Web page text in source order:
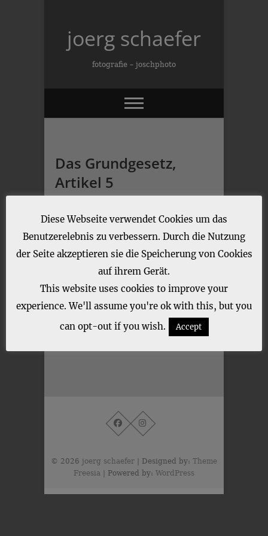
contentjoerg schaefer
fotografie – joschphoto
Das Grundgesetz,
Artikel 5
CATEGORY : ALLGEMEIN
© 2026 joerg schaefer | Designed by: Theme
Freesia | Powered by: WordPress
Diese Webseite verwendet Cookies um das
Benutzerelebnis zu verbessern. Durch die Nutzung
der Seite akzeptieren sie die Speicherung von Cookies
auf ihrem Gerät.
This website uses cookies to improve your
experience. We'll assume you're ok with this, but you
can opt-out if you wish.
Accept